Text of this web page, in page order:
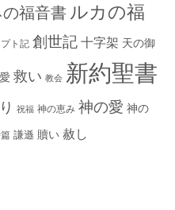
の福音書 ルカの福
ト記 創世記 十字架 天の御
愛 救い 教会 新約聖書
祝福 神の恵み 神の愛 神の
謙遜 贖い 赦し